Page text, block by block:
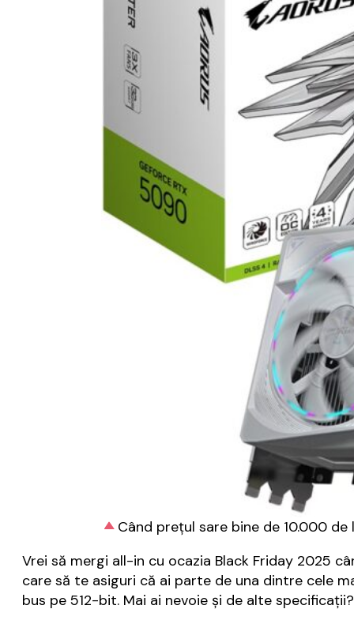
Când prețul sare bine de 10.000
Vrei să mergi all-in cu ocazia Black Friday 2025
care să te asiguri că ai parte de una dintre cele
bus pe 512-bit. Mai ai nevoie și de alte